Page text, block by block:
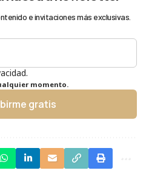
e invitaciones más exclusivas.
momento.
gratis